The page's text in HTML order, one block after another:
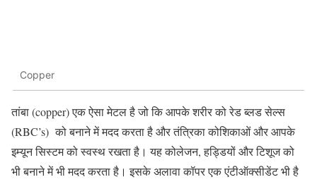
Copper
तांबा (copper) एक ऐसा मेटल है जो कि आपके शरीर को रेड ब्लड सेल्स
(RBC’s) को बनाने में मदद करता है और तंत्रिका कोशिकाओं और आपके
इम्यून सिस्टम को स्वस्थ रखता है। यह कोलेजन, हड्डियों और टिशूज को
भी बनाने में भी मदद करता है। इसके अलावा कॉपर एक एंटीऑक्सीडेंट भी है